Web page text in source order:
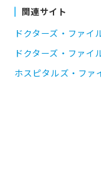
関連サイト
ドクターズ・ファイ
ドクターズ・ファイ
ホスピタルズ・ファ